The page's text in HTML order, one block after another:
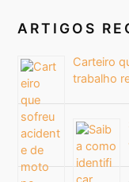
ARTIGOS
Carteiro
trabalho